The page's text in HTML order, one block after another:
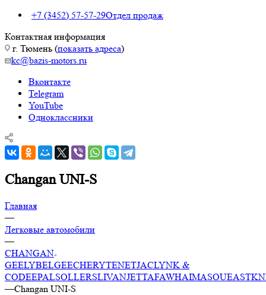
+7 (3452) 57-57-29Отдел продаж
Контактная информация
г. Тюмень (показать адреса)
kc@bazis-motors.ru
Вконтакте
Telegram
YouTube
Одноклассники
Changan UNI-S
Главная
—
Легковые автомобили
—
CHANGAN
GEELYBELGEECHERYTENETJACLYNK &
CODEEPALSOLLERSLIVANJETTAFAWHAIMASOUEAST
—Changan UNI-S